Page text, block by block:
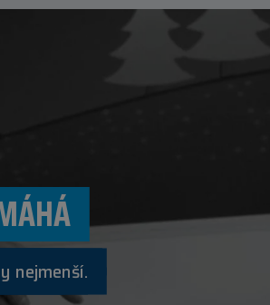
nejmenší.